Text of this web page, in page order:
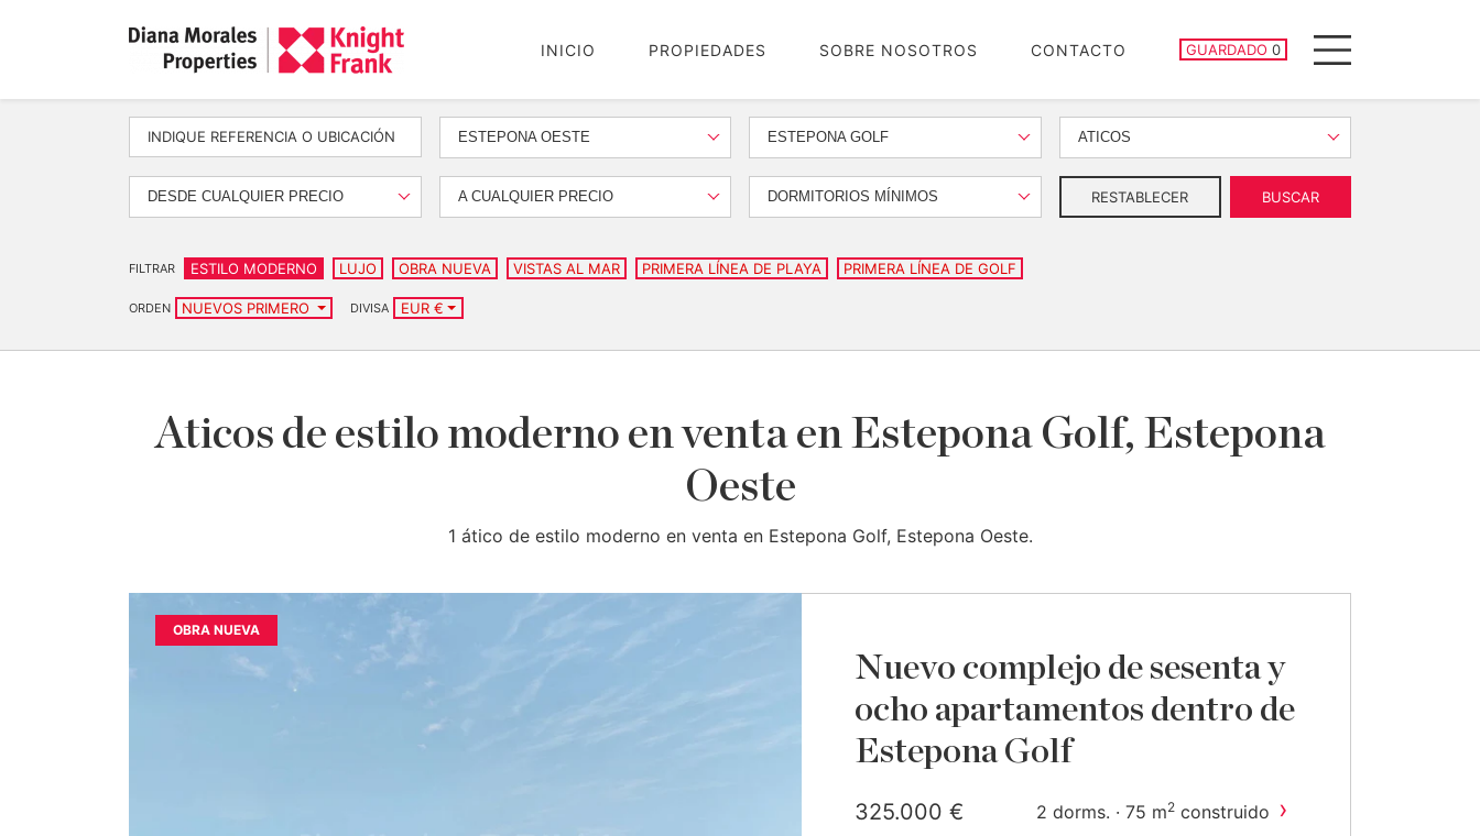
INICIO PROPIEDADES SOBRE NOSOTROS CONTACTO GUARDADO 0
PROPIEDADES GUARDADAS
Menu
ESTEPONA OESTE ESTEPONA GOLF ATICOS
DESDE CUALQUIER PRECIO A CUALQUIER PRECIO DORMITORIOS MÍNIMOS RESTABLECER BUSCAR
FILTRAR ESTILO MODERNO LUJO OBRA NUEVA VISTAS AL MAR PRIMERA LÍNEA DE PLAYA PRIMERA LÍNEA DE GOLF
ORDEN NUEVOS PRIMERO DIVISA EUR €
Aticos de estilo moderno en venta en Estepona Golf, Estepona
Oeste
1 ático de estilo moderno en venta en Estepona Golf, Estepona Oeste.
OBRA NUEVA
Nuevo complejo de sesenta y
ocho apartamentos dentro de
Estepona Golf
325.000 € 2 dorms. · 75 m2 construido ›